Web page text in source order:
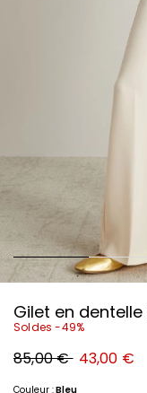
Gilet en
Soldes -49%
Prix
original
€
85,00 €
Nouveau
prix
43,00 €
Couleur :Bleu